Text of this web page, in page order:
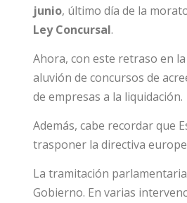
junio, último día de la
Ley Concursal.
Ahora, con este retraso en
aluvión de concursos de
de empresas a la liquidación.
Además, cabe recordar que
trasponer la directiva
La tramitación
Gobierno. En varias